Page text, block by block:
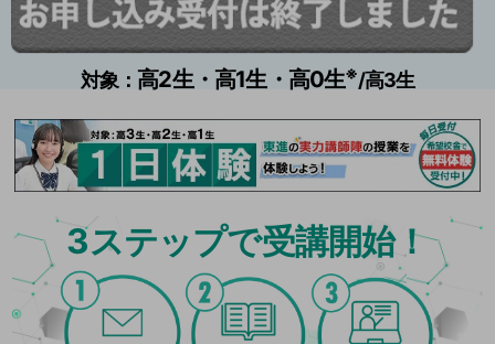
対象： 高2生・高1生・高0生※/高3生
3ステップで受講開始！